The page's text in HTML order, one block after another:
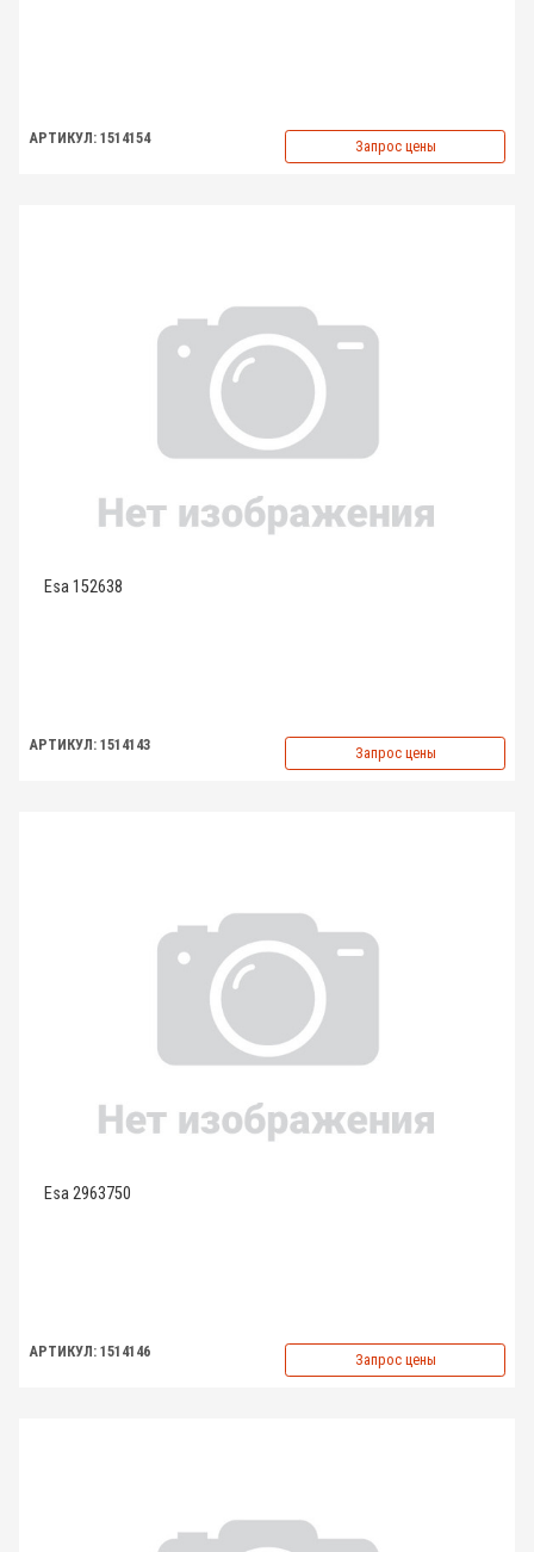
АРТИКУЛ: 1514154 Запрос цены
Esa 152638
АРТИКУЛ: 1514143 Запрос цены
Esa 2963750
АРТИКУЛ: 1514146 Запрос цены